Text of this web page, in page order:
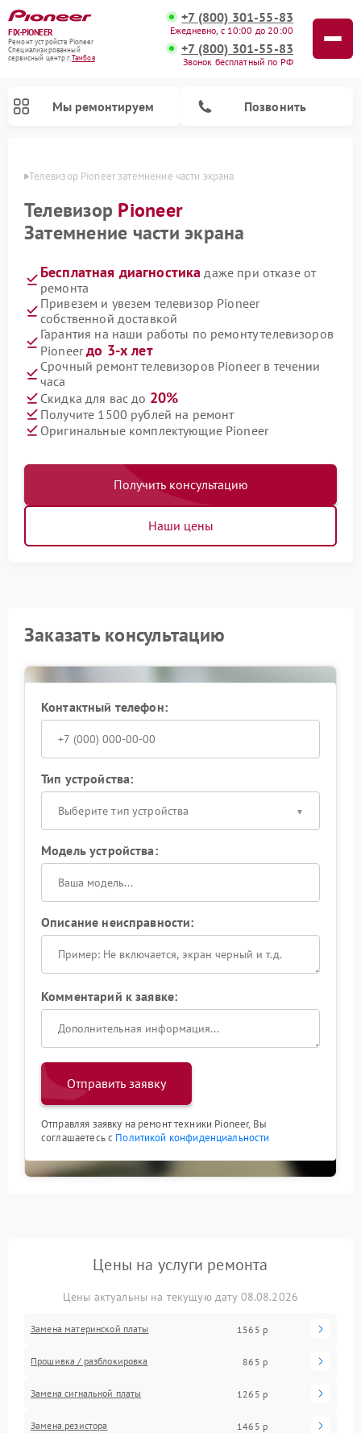
FIX-PIONEER
Ремонт устройств Pioneer
Специализированный
cервисный центр г.Тамбов
+7 (800) 301-55-83
Ежедневно, с 10:00 до 20:00
+7 (800) 301-55-83
Звонок бесплатный по РФ
Мы ремонтируем Позвонить
Телевизор Pioneer затемнение части экрана
Телевизор Pioneer
Затемнение части экрана
Бесплатная диагностика даже при отказе от
ремонта
Привезем и увезем телевизор Pioneer
собственной доставкой
Гарантия на наши работы по ремонту телевизоров
Pioneerдо 3-х лет
Срочный ремонт телевизоров Pioneer в течении
часа
Скидка для вас до 20%
Получите 1500 рублей на ремонт
Оригинальные комплектующие Pioneer
Получить консультацию
Наши цены
Заказать консультацию
Контактный телефон:
Тип устройства:
Выберите тип устройства
Модель устройства:
Описание неисправности:
Комментарий к заявке:
Отправить заявку
Отправляя заявку на ремонт техники Pioneer, Вы
соглашаетесь с Политикой конфиденциальности
Цены на услуги ремонта
Цены актуальны на текущую дату 08.08.2026
Замена материнской платы 1565 р
Прошивка / разблокировка 865 р
Замена сигнальной платы 1265 р
Замена резистора 1465 р